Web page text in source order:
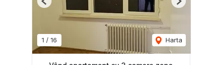
1 / 16 Harta
Previous Next